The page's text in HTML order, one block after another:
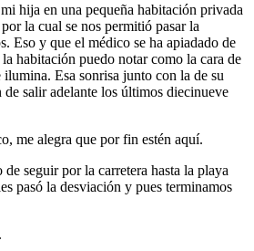
hija en una pequeña habitación privada
la cual se nos permitió pasar la
Eso y que el médico se ha apiadado de
habitación puedo notar como la cara de
ilumina. Esa sonrisa junto con la de su
salir adelante los últimos diecinueve
me alegra que por fin estén aquí.
seguir por la carretera hasta la playa
pasó la desviación y pues terminamos